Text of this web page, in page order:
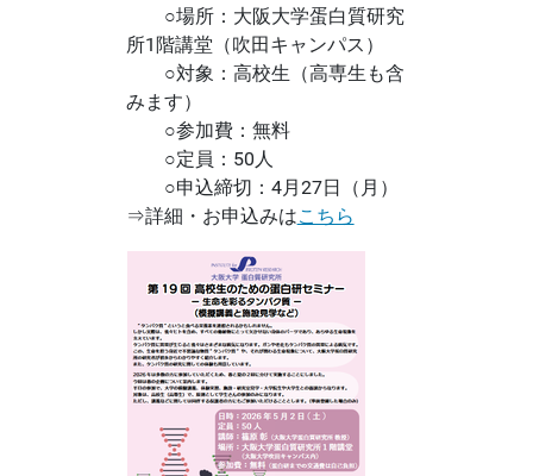
○場所：大阪大学蛋白質研究
所1階講堂（吹田キャンパス）
○対象：高校生（高専生も含
みます）
○参加費：無料
○定員：50人
○申込締切：4月27日（月）
⇒詳細・お申込みはこちら